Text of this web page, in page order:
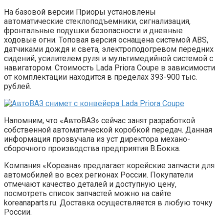
На базовой версии Приоры установлены
автоматические стеклоподъемники, сигнализация,
фронтальные подушки безопасности и дневные
ходовые огни. Топовая версия оснащена системой ABS,
датчиками дождя и света, электроподогревом передних
сидений, усилителем руля и мультимедийной системой с
навигатором. Стоимость Lada Priora Coupe в зависимости
от комплектации находится в пределах 393-900 тыс.
рублей.
Напомним, что «АвтоВАЗ» сейчас занят разработкой
собственной автоматической коробкой передач. Данная
информация прозвучала из уст директора механо-
сборочного производства предприятия В.Бокка.
Компания «Кореана» предлагает корейские запчасти для
автомобилей во всех регионах России. Покупатели
отмечают качество деталей и доступную цену,
посмотреть список запчастей можно на сайте
koreanaparts.ru. Доставка осуществляется в любую точку
России.